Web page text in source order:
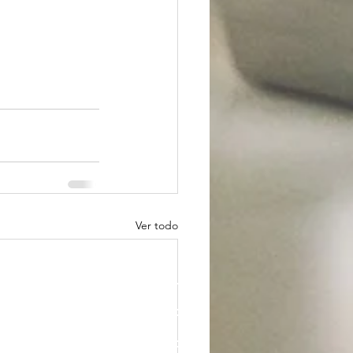
Ver todo